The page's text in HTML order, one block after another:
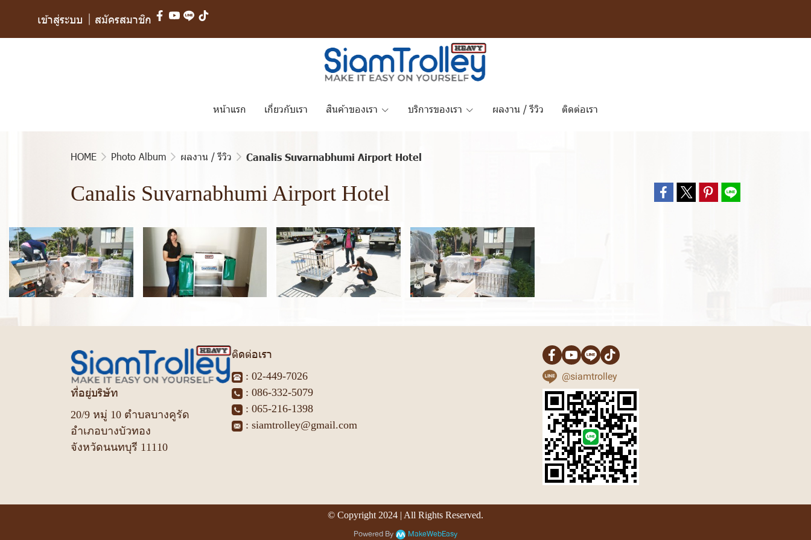
เข้าสู่ระบบ สมัครสมาชิก
หน้าแรก เกี่ยวกับเรา สินค้าของเรา บริการของเรา ผลงาน / รีวิว ติดต่อเรา
HOME Photo Album ผลงาน / รีวิว Canalis Suvarnabhumi Airport Hotel
Canalis Suvarnabhumi Airport Hotel
ที่อยู่บริษัท
20/9 หมู่ 10 ตำบลบางคูรัด
อำเภอบางบัวทอง
จังหวัดนนทบุรี 11110
ติดต่อเรา
: 02-449-7026
: 086-332-5079
: 065-216-1398
: siamtrolley@gmail.com
@siamtrolley
© Copyright 2024 | All Rights Reserved.
Powered By MakeWebEasy